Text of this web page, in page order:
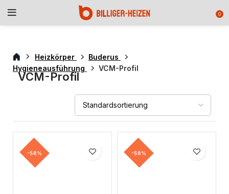
0
Heizkörper
Buderus
Hygieneausführung
VCM-Profil
VCM-Profil
-58% -58%